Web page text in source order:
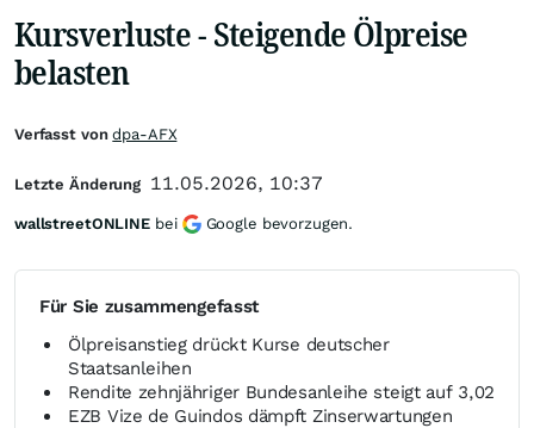
Kursverluste - Steigende Ölpreise
belasten
Für Sie zusammengefasst
Ölpreisanstieg drückt Kurse deutscher
Staatsanleihen
Rendite zehnjähriger Bundesanleihe steigt auf 3,02
EZB Vize de Guindos dämpft Zinserwartungen
Verfasst vondpa-AFX
Letzte Änderung 11.05.2026, 10:37
wallstreetONLINE bei Google bevorzugen.